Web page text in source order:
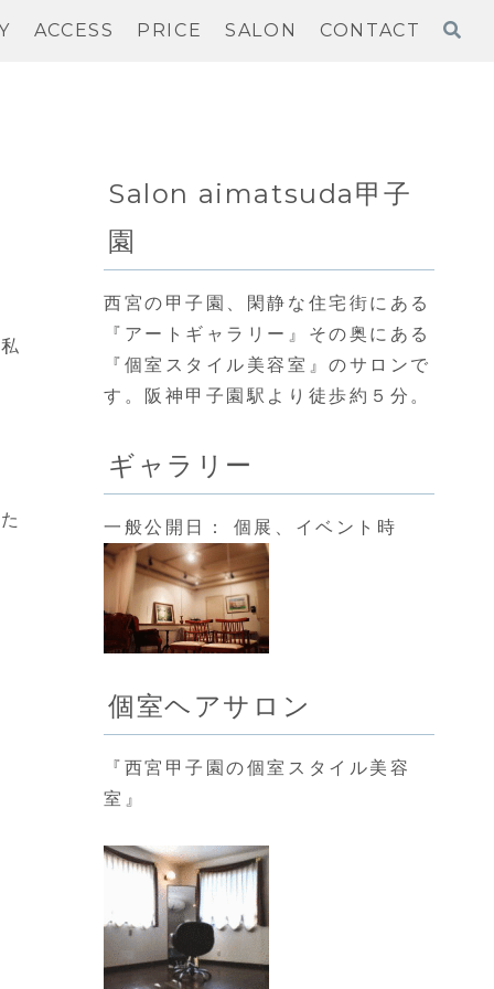
ACCESS PRICE SALON CONTACT
Salon aimatsuda甲子
園
西宮の甲子園、閑静な住宅街にある
『アートギャラリー』その奥にある
『個室スタイル美容室』のサロンで
す。阪神甲子園駅より徒歩約５分。
ギャラリー
一般公開日： 個展、イベント時
個室ヘアサロン
『西宮甲子園の個室スタイル美容
室』